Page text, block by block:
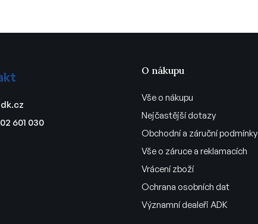
601 030
O nákupu
Vše o nákupu
Nejčastější dotazy
Obchodní a záruční podmínky
Vše o záruce a reklamacích
Vrácení zboží
Ochrana osobních dat
Významní dealeři ADK